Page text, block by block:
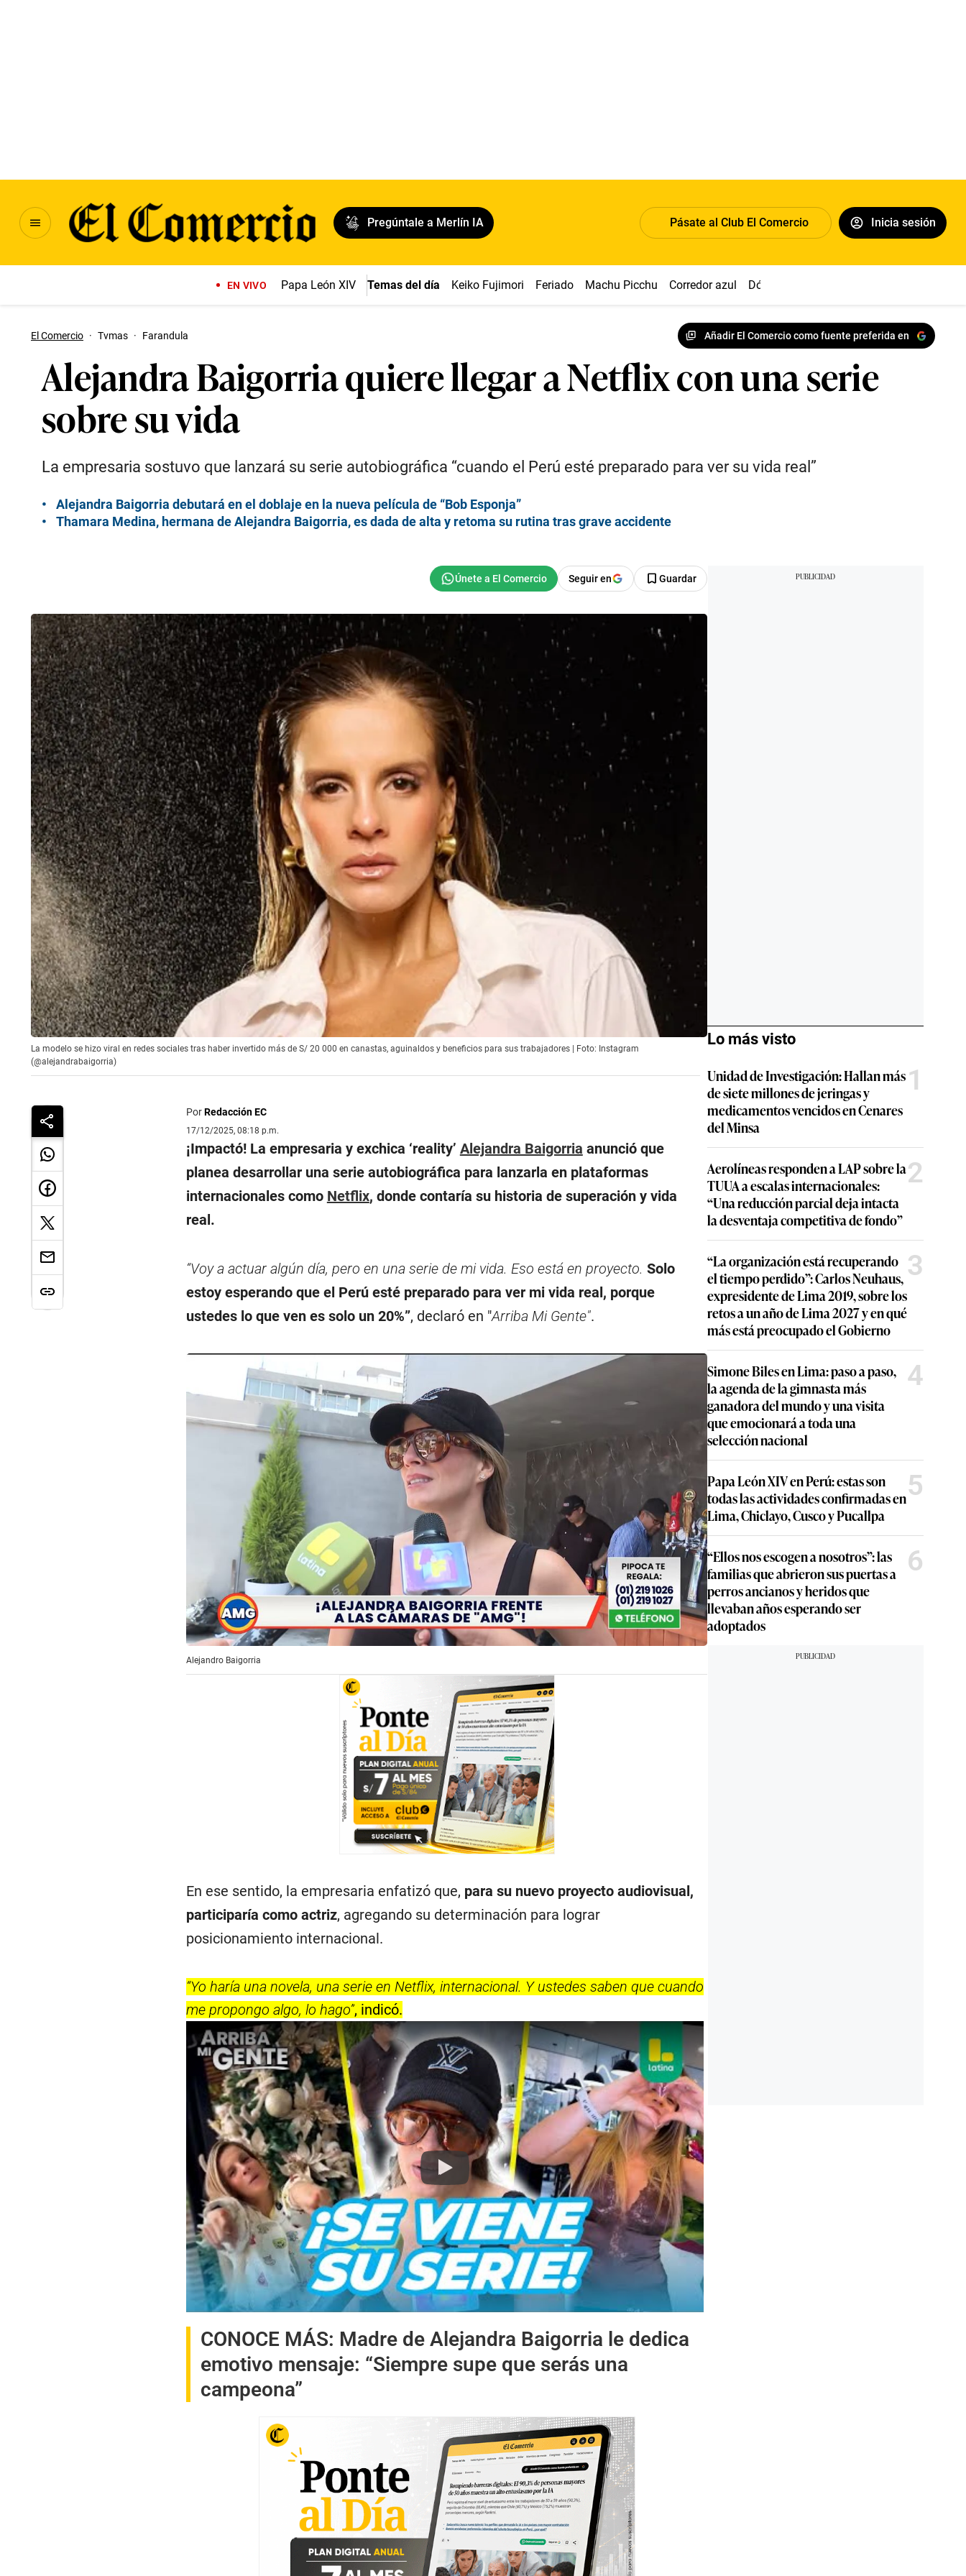
Pregúntale a Merlín IA Pásate al Club El Comercio Inicia sesión
EN VIVO Papa León XIV Temas del día Keiko Fujimori Feriado Machu Picchu Corredor azul Dólar
El Comercio · Tvmas · Farandula Añadir El Comercio como fuente preferida en
Alejandra Baigorria quiere llegar a Netflix con una serie
sobre su vida
La empresaria sostuvo que lanzará su serie autobiográfica “cuando el Perú esté preparado para ver su vida real”
Alejandra Baigorria debutará en el doblaje en la nueva película de “Bob Esponja”
Thamara Medina, hermana de Alejandra Baigorria, es dada de alta y retoma su rutina tras grave accidente
Seguir en Guardar
La modelo se hizo viral en redes sociales tras haber invertido más de S/ 20 000 en canastas, aguinaldos y beneficios para sus trabajadores | Foto: Instagram
(@alejandrabaigorria)
PorRedacción EC
17/12/2025, 08:18 p.m.
¡Impactó! La empresaria y exchica ‘reality’ Alejandra Baigorria anunció que
planea desarrollar una serie autobiográfica para lanzarla en plataformas
internacionales como Netflix, donde contaría su historia de superación y vida
real.
“Voy a actuar algún día, pero en una serie de mi vida. Eso está en proyecto. Solo
estoy esperando que el Perú esté preparado para ver mi vida real, porque
ustedes lo que ven es solo un 20%”, declaró en "Arriba Mi Gente".
Alejandro Baigorria
En ese sentido, la empresaria enfatizó que, para su nuevo proyecto audiovisual,
participaría como actriz, agregando su determinación para lograr
posicionamiento internacional.
“Yo haría una novela, una serie en Netflix, internacional. Y ustedes saben que cuando
me propongo algo, lo hago”, indicó.
Play
CONOCE MÁS: Madre de Alejandra Baigorria le dedica
emotivo mensaje: “Siempre supe que serás una
campeona”
Lo más visto
Unidad de Investigación: Hallan más
de siete millones de jeringas y
medicamentos vencidos en Cenares
del Minsa
1
Aerolíneas responden a LAP sobre la
TUUA a escalas internacionales:
“Una reducción parcial deja intacta
la desventaja competitiva de fondo”
2
“La organización está recuperando
el tiempo perdido”: Carlos Neuhaus,
expresidente de Lima 2019, sobre los
retos a un año de Lima 2027 y en qué
más está preocupado el Gobierno
3
Simone Biles en Lima: paso a paso,
la agenda de la gimnasta más
ganadora del mundo y una visita
que emocionará a toda una
selección nacional
4
Papa León XIV en Perú: estas son
todas las actividades confirmadas en
Lima, Chiclayo, Cusco y Pucallpa
5
“Ellos nos escogen a nosotros”: las
familias que abrieron sus puertas a
perros ancianos y heridos que
llevaban años esperando ser
adoptados
6